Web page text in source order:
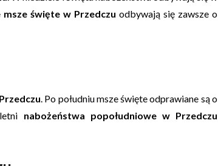
święte w Przedczu odbywają się zawsze o
. Po południu msze święte odprawiane są o
nabożeństwa popołudniowe w Przedczu